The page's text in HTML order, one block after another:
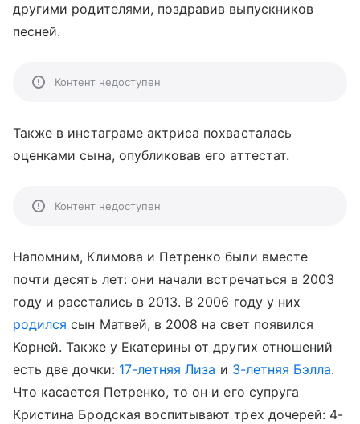
другими родителями, поздравив выпускников
песней.
Контент недоступен
Также в инстаграме актриса похвасталась
оценками сына, опубликовав его аттестат.
Контент недоступен
Напомним, Климова и Петренко были вместе
почти десять лет: они начали встречаться в 2003
году и расстались в 2013. В 2006 году у них
родился сын Матвей, в 2008 на свет появился
Корней. Также у Екатерины от других отношений
есть две дочки: 17-летняя Лиза и 3-летняя Бэлла.
Что касается Петренко, то он и его супруга
Кристина Бродская воспитывают трех дочерей: 4-